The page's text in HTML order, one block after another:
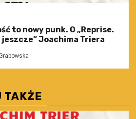
to nowy punk. O „Reprise.
Joachima Triera
TAKŻE